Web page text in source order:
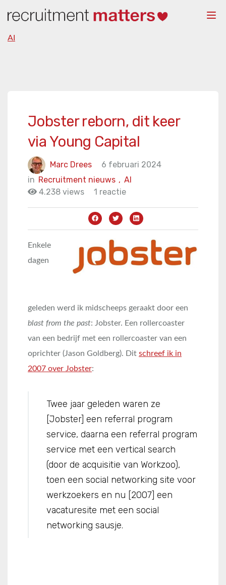
AI
Jobster reborn, dit keer
via Young Capital
Marc Drees
6 februari 2024
in
AI
Recruitment nieuws ,
4.238 views
1 reactie
Enkele
dagen
geleden werd ik midscheeps geraakt door een
blast from the past: Jobster. Een rollercoaster
van een bedrijf met een rollercoaster van een
oprichter (Jason Goldberg). Dit schreef ik in
2007 over Jobster:
Twee jaar geleden waren ze
[Jobster] een referral program
service, daarna een referral program
service met een vertical search
(door de acquisitie van Workzoo),
toen een social networking site voor
werkzoekers en nu [2007] een
vacaturesite met een social
networking sausje.